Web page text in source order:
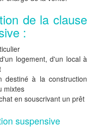
de la clause
:
logement, d'un local à
destiné à la construction
mixtes
en souscrivant un prêt
suspensive